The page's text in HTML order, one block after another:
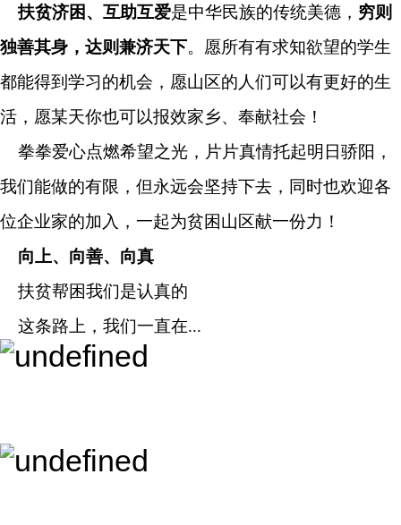
扶贫济困、互助互爱是中华民族的传统美德， 穷则
独善其身，达则兼济天下。愿所有有求知欲望的学生
都能得到学习的机会，愿山区的人们可以有更好的生
活，愿某天你也可以报效家乡、奉献社会！
拳拳爱心点燃希望之光，片片真情托起明日骄阳，
我们能做的有限，但永远会坚持下去，同时也欢迎各
位企业家的加入，一起为贫困山区献一份力！
向上、向善、向真
扶贫帮困我们是认真的
这条路上，我们一直在...